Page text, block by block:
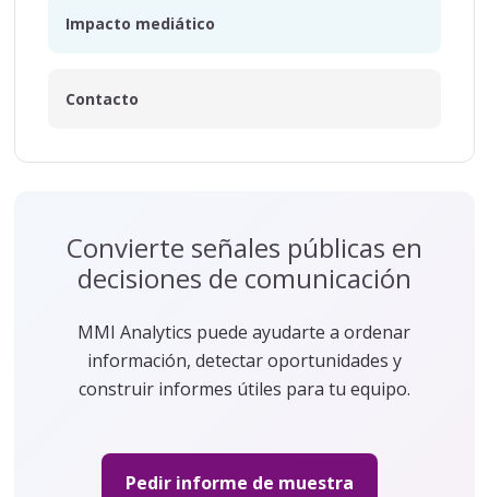
Impacto mediático
Contacto
Convierte señales públicas en
decisiones de comunicación
MMI Analytics puede ayudarte a ordenar
información, detectar oportunidades y
construir informes útiles para tu equipo.
Pedir informe de muestra